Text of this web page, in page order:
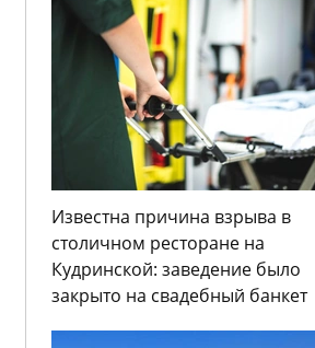
Известна причина взрыва в
столичном ресторане на
Кудринской: заведение было
закрыто на свадебный банкет